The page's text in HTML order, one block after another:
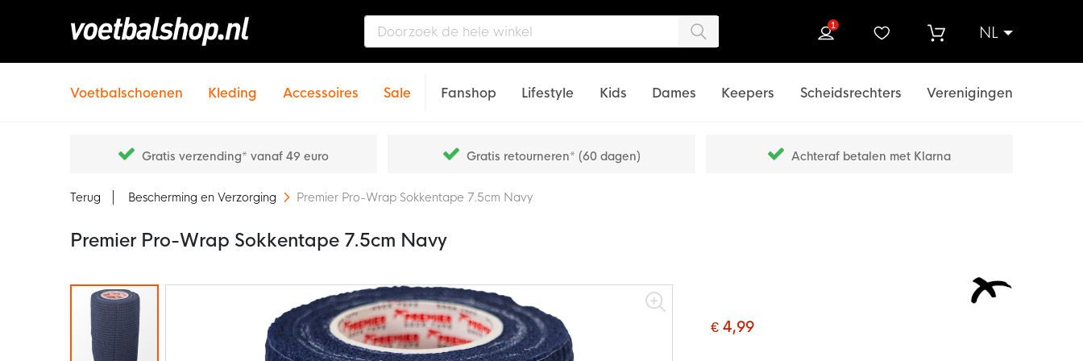
NL
1
Voetbalschoenen Kleding Accessoires Sale Fanshop Lifestyle Kids Dames Keepers Scheidsrechters Verenigingen
Gratis verzending* vanaf 49 euro Gratis retourneren* (60 dagen) Achteraf betalen met Klarna
Terug Bescherming en Verzorging Premier Pro-Wrap Sokkentape 7.5cm Navy
Premier Pro-Wrap Sokkentape 7.5cm Navy
Ga
einde
€ 4,99